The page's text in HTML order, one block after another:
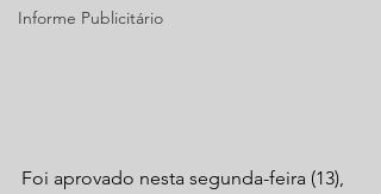
Informe Publicitário
Foi aprovado nesta segunda-feira (13),